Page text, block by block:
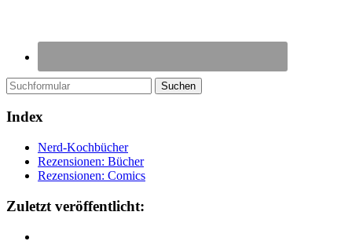
Suchen
Index
Nerd-Kochbücher
Rezensionen: Bücher
Rezensionen: Comics
Zuletzt veröffentlicht: